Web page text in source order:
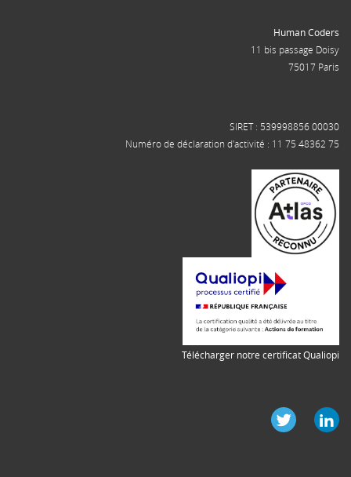
Human Coders
11 bis passage Doisy
75017 Paris
SIRET : 539998856 00030
Numéro de déclaration d'activité : 11 75 48362 75
Télécharger notre certificat Qualiopi